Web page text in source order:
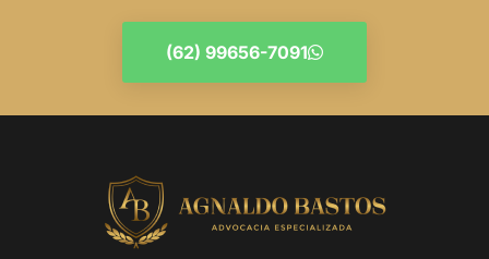
(62) 99656-7091